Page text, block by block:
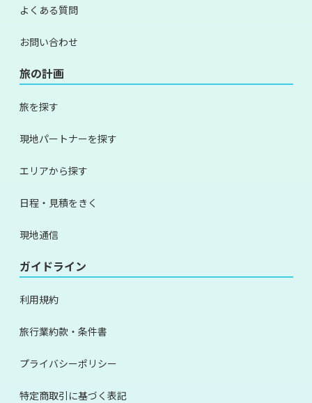
よくある質問
お問い合わせ
旅の計画
旅を探す
現地パートナーを探す
エリアから探す
日程・見積をきく
現地通信
ガイドライン
利用規約
旅行業約款・条件書
プライバシーポリシー
特定商取引に基づく表記